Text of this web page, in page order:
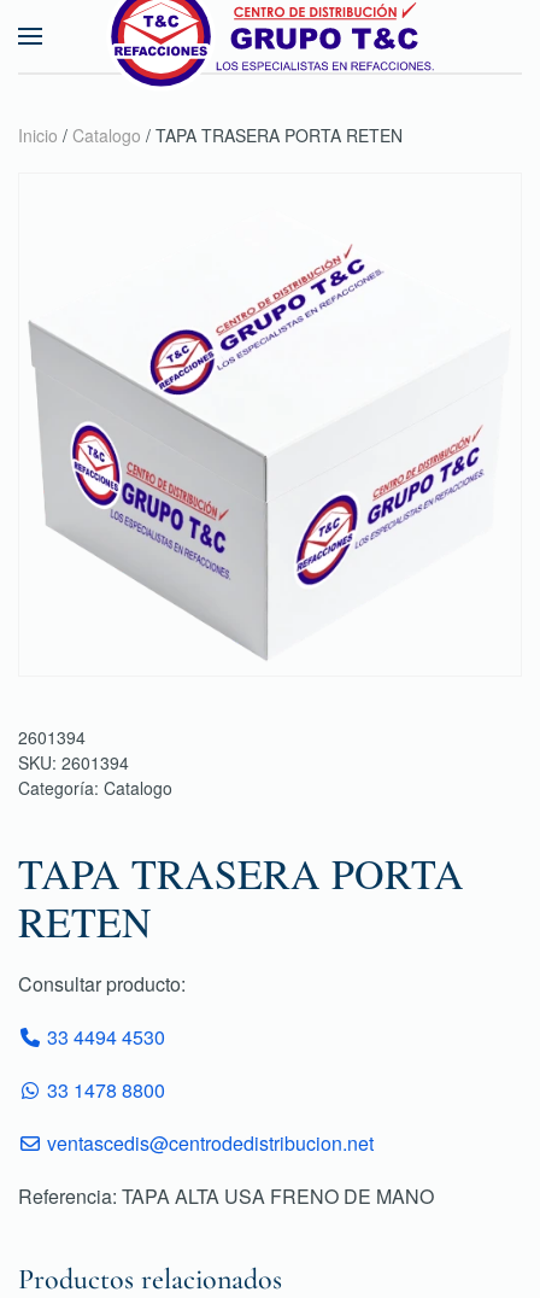
Skip to main content
Inicio / Catalogo / TAPA TRASERA PORTA RETEN
2601394
SKU: 2601394
Categoría: Catalogo
TAPA TRASERA PORTA
RETEN
Consultar producto:
33 4494 4530
33 1478 8800
ventascedis@centrodedistribucion.net
Referencia: TAPA ALTA USA FRENO DE MANO
Productos relacionados